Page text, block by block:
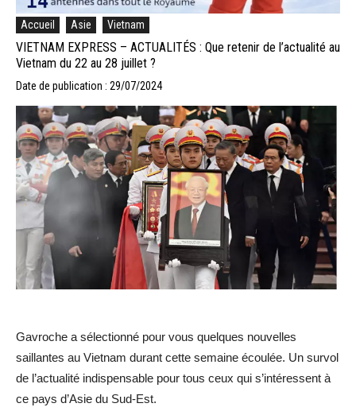
Accueil Asie Vietnam
VIETNAM EXPRESS – ACTUALITÉS : Que retenir de l’actualité au
Vietnam du 22 au 28 juillet ?
Date de publication : 29/07/2024
Gavroche a sélectionné pour vous quelques nouvelles
saillantes au Vietnam durant cette semaine écoulée. Un survol
de l’actualité indispensable pour tous ceux qui s’intéressent à
ce pays d’Asie du Sud-Est.